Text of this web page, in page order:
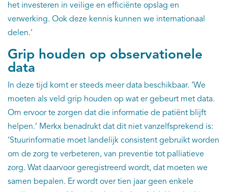
het investeren in veilige en efficiënte opslag en
verwerking. Ook deze kennis kunnen we internationaal
delen.’
Grip houden op observationele
data
In deze tijd komt er steeds meer data beschikbaar. ‘We
moeten als veld grip houden op wat er gebeurt met data.
Om ervoor te zorgen dat die informatie de patiënt blijft
helpen.’ Merkx benadrukt dat dit niet vanzelfsprekend is:
‘Stuurinformatie moet landelijk consistent gebruikt worden
om de zorg te verbeteren, van preventie tot palliatieve
zorg. Wat daarvoor geregistreerd wordt, dat moeten we
samen bepalen. Er wordt over tien jaar geen enkele